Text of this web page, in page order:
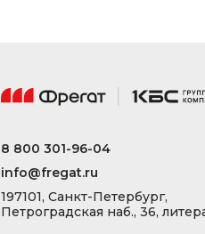
8 800 301-96-04
info@fregat.ru
197101, Санкт-Петербург,
Петроградская наб., 36,